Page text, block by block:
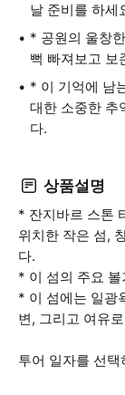
날 준비를 하세
* 공원의 울창
뻑 빠져보고 보
* 이 기억에 남
대한 소중한 추
다.
상품설명
* 잔지바르 스톤
위치한 작은 섬,
다.
* 이 섬의 주요
* 이 섬에는 일광
변, 그리고 여유
투어 일자를 선택